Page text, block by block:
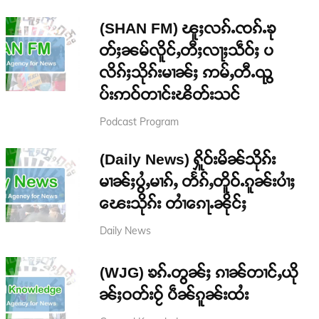
(SHAN FM) ၽူႈလၵ်ႉၸၵ်ႉၶု
တ်ႈၼမ်လိူင်ႇတီႈလႃႈသဵဝ်ႈ ပ
လိၵ်ႈသိုၵ်းမၢၼ်ႈ ဢမ်ႇတီႉၺွ
ပ်းဢဝ်တၢင်းၽိတ်းသင်
Podcast Program
(Daily News) ႁိူဝ်းမိၼ်သိုၵ်း
မၢၼ်ႈပွႆႇမၢၵ်ႇ တႅၵ်ႇတိူဝ်ႉၵူၼ်းပၢႆႈ
ၽေးသိုၵ်း တၢႆၵေႃႉၼိုင်ႈ
Daily News
(WJG) ၶၵ်ႉတွၼ်ႈ ၵၢၼ်တၢင်ႇယို
ၼ်ႈဝတ်းဝႂ် ပဵၼ်ၵူၼ်းထႆး